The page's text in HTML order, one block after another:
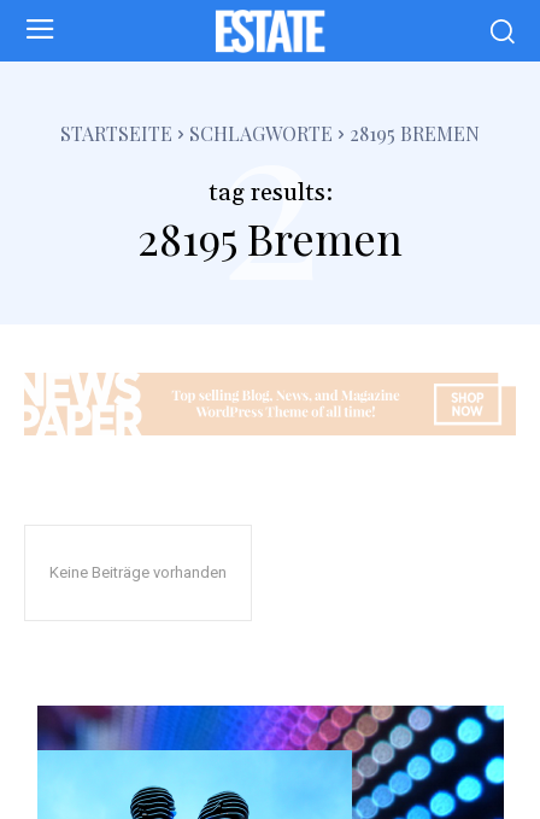
STARTSEITE SCHLAGWORTE 28195 BREMEN
tag results:
28195 Bremen
2
Keine Beiträge vorhanden